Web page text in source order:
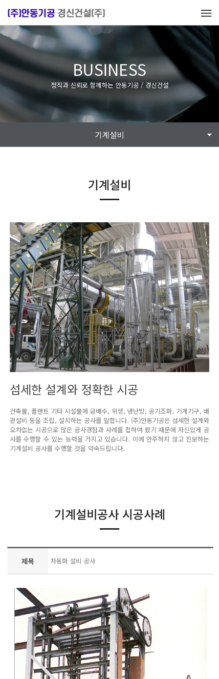
BUSINESS
정직과 신뢰로 함께하는 안동기공 / 경신건설
기계설비
기계설비
섬세한 설계와 정확한 시공
건축물, 플랜트 기타 시설물에 급배수, 위생, 냉난방, 공기조화, 기계기구, 배
관설비 등을 조립, 설치하는 공사를 말합니다. (주)안동기공은 섬세한 설계와
오차없는 시공으로 많은 공사경험과 사례를 접하여 왔기 때문에 자신있게 공
사를 수행할 수 있는 능력을 가지고 있습니다. 이에 안주하지 않고 진보하는
기계설비 공사를 수행할 것을 약속드립니다.
기계설비공사 시공사례
제목 자동화 설비 공사